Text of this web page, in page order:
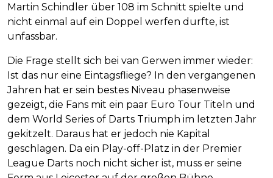
Martin Schindler über 108 im Schnitt spielte und
nicht einmal auf ein Doppel werfen durfte, ist
unfassbar.
Die Frage stellt sich bei van Gerwen immer wieder:
Ist das nur eine Eintagsfliege? In den vergangenen
Jahren hat er sein bestes Niveau phasenweise
gezeigt, die Fans mit ein paar Euro Tour Titeln und
dem World Series of Darts Triumph im letzten Jahr
gekitzelt. Daraus hat er jedoch nie Kapital
geschlagen. Da ein Play-off-Platz in der Premier
League Darts noch nicht sicher ist, muss er seine